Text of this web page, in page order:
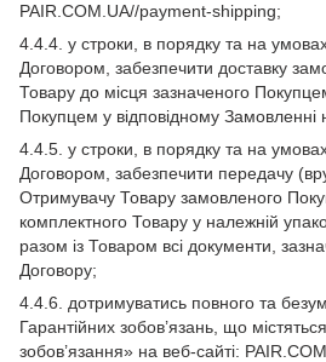
PAIR.COM.UA//payment-shipping;
4.4.4. у строки, в порядку та на
Договором, забезпечити доставку
Товару до місця зазначеного
Покупцем у відповідному Замовленні
4.4.5. у строки, в порядку та на
Договором, забезпечити передачу
Отримувачу Товару замовленого
комплектного Товару у належній
разом із Товаром всі документи,
Договору;
4.4.6. дотримуватись повного та
Гарантійних зобов’язань, що
зобов’язання» на веб-сайті: